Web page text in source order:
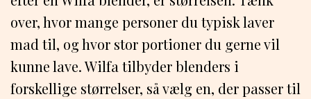
over, hvor mange personer du typisk laver
mad til, og hvor stor portioner du gerne vil
kunne lave. Wilfa tilbyder blenders i
forskellige størrelser, så vælg en, der passer til